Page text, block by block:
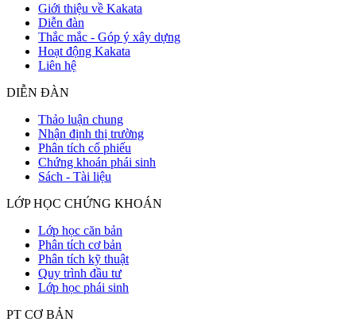
Giới thiệu về Kakata
Diễn đàn
Thắc mắc - Góp ý xây dựng
Hoạt động Kakata
Liên hệ
DIỄN ĐÀN
Thảo luận chung
Nhận định thị trường
Phân tích cổ phiếu
Chứng khoán phái sinh
Sách - Tài liệu
LỚP HỌC CHỨNG KHOÁN
Lớp học căn bản
Phân tích cơ bản
Phân tích kỹ thuật
Quy trình đầu tư
Lớp học phái sinh
PT CƠ BẢN